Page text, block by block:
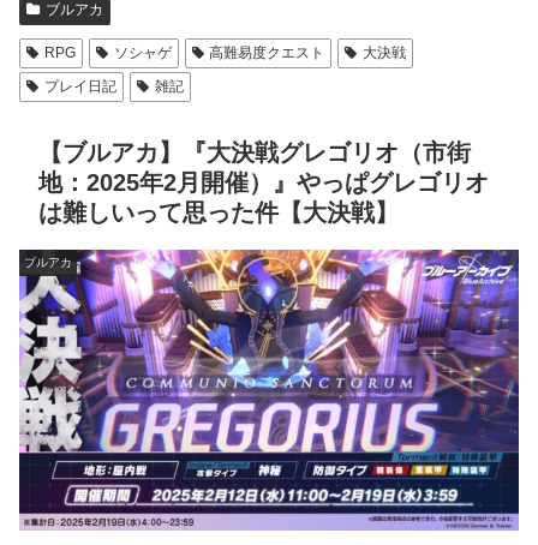
ブルアカ
RPG ソシャゲ 高難易度クエスト
大決戦
プレイ日記
雑記
【ブルアカ】『大決戦グレゴリオ（市街
地：2025年2月開催）』やっぱグレゴリオ
は難しいって思った件【大決戦】
ブルアカ